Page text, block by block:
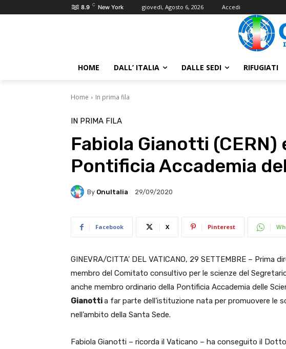
8.9 C New York giovedì, Agosto 6, 2026 Accedi
HOME DALL’ ITALIA DALLE SEDI RIFUGIATI
Home In prima fila
IN PRIMA FILA
Fabiola Gianotti (CERN)
Pontificia Accademia
By OnuItalia 29/09/2020
Facebook X Pinterest
GINEVRA/CITTA’ DEL VATICANO, 29 SETTEMBRE – Prima
membro del Comitato consultivo per le scienze del
anche membro ordinario della Pontificia Accademia delle
Gianottia far parte dell’istituzione nata per promuovere le
nell’ambito della Santa Sede.
Fabiola Gianotti – ricorda il Vaticano – ha conseguito il